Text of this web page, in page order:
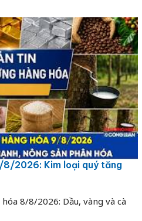
8/2026: Kim loại quý tăng
8/8/2026: Dầu, vàng và cà